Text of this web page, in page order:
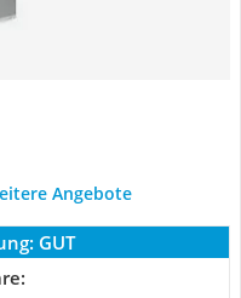
Angebote
GUT